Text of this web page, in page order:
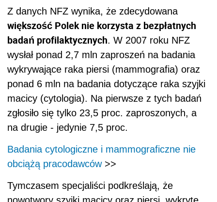
Z danych NFZ wynika, że zdecydowana
większość Polek nie korzysta z bezpłatnych
badań profilaktycznych. W 2007 roku NFZ
wysłał ponad 2,7 mln zaproszeń na badania
wykrywające raka piersi (mammografia) oraz
ponad 6 mln na badania dotyczące raka szyjki
macicy (cytologia). Na pierwsze z tych badań
zgłosiło się tylko 23,5 proc. zaproszonych, a
na drugie - jedynie 7,5 proc.
Badania cytologiczne i mammograficzne nie
obciążą pracodawców>>
Tymczasem specjaliści podkreślają, że